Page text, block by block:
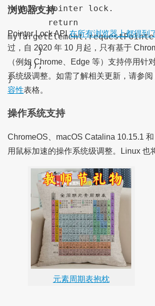
regular pointer lock.
return
myTargetElement.
}
});
}
浏览器支持
Pointer Lock API在所有浏览器上都得到
过，自 2020 年 10 月起，只有基于
（例如 Chrome、Edge 等）支持停用针
系统级调整。如需了解相关更新，请参阅
容性表格。
操作系统支持
ChromeOS、macOS Catalina 10.15.1
用鼠标加速的操作系统级调整。Linux 也
元素周期表抱枕